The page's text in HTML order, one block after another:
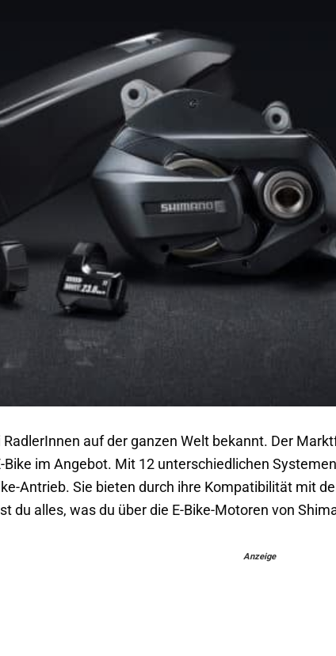
auf der ganzen Welt bekannt. Der
im Angebot. Mit 12 unterschiedlichen
Antrieb. Sie bieten durch ihre Kompatibilität mit
du alles, was du über die E-Bike-Motoren von
Anzeige